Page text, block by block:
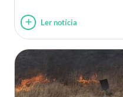
Ler notícia